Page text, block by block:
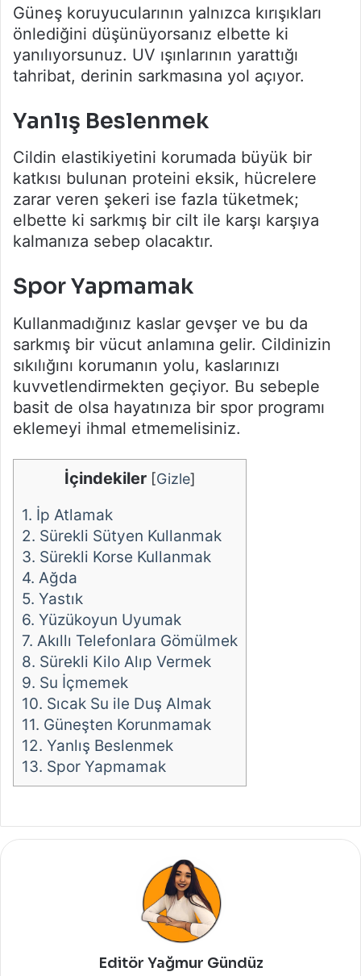
Güneş koruyucularının yalnızca kırışıkları
önlediğini düşünüyorsanız elbette ki
yanılıyorsunuz. UV ışınlarının yarattığı
tahribat, derinin sarkmasına yol açıyor.
Yanlış Beslenmek
Cildin elastikiyetini korumada büyük bir
katkısı bulunan proteini eksik, hücrelere
zarar veren şekeri ise fazla tüketmek;
elbette ki sarkmış bir cilt ile karşı karşıya
kalmanıza sebep olacaktır.
Spor Yapmamak
Kullanmadığınız kaslar gevşer ve bu da
sarkmış bir vücut anlamına gelir. Cildinizin
sıkılığını korumanın yolu, kaslarınızı
kuvvetlendirmekten geçiyor. Bu sebeple
basit de olsa hayatınıza bir spor programı
eklemeyi ihmal etmemelisiniz.
İçindekiler [Gizle]
1. İp Atlamak
2. Sürekli Sütyen Kullanmak
3. Sürekli Korse Kullanmak
4. Ağda
5. Yastık
6. Yüzükoyun Uyumak
7. Akıllı Telefonlara Gömülmek
8. Sürekli Kilo Alıp Vermek
9. Su İçmemek
10. Sıcak Su ile Duş Almak
11. Güneşten Korunmamak
12. Yanlış Beslenmek
13. Spor Yapmamak
Editör Yağmur Gündüz